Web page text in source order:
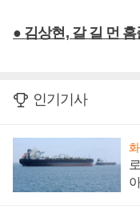
● 김상현, 갈 길 먼
인기기사